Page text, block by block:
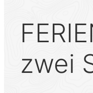
zwei